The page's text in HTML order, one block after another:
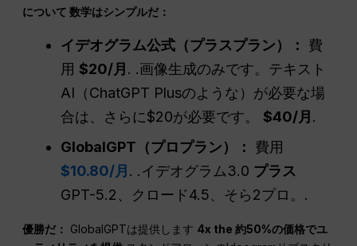
について数学はシンプルだ：
イデオグラム公式（プラスプラン）：
費
用$20/月. .画像生成のみです。テキスト
AI（ChatGPT Plusのような）が必要な場
合は、さらに$20が必要です。$40/月.
GlobalGPT（プロプラン）：
費用
$10.80/月. .イデオグラム3.0 プラス
GPT-5.2、クロード4.5、そら2プロ。.
優勝だ： GlobalGPTは提供します 4x the約50%の価格でユ